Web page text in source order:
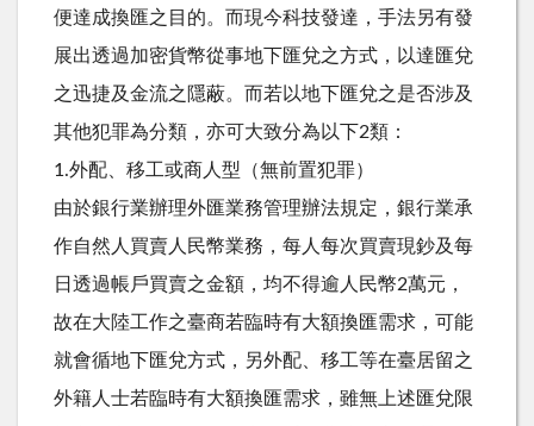
便達成換匯之目的。而現今科技發達，手法另有發
展出透過加密貨幣從事地下匯兌之方式，以達匯兌
之迅捷及金流之隱蔽。而若以地下匯兌之是否涉及
其他犯罪為分類，亦可大致分為以下2類：
1.外配、移工或商人型（無前置犯罪）
由於銀行業辦理外匯業務管理辦法規定，銀行業承
作自然人買賣人民幣業務，每人每次買賣現鈔及每
日透過帳戶買賣之金額，均不得逾人民幣2萬元，
故在大陸工作之臺商若臨時有大額換匯需求，可能
就會循地下匯兌方式，另外配、移工等在臺居留之
外籍人士若臨時有大額換匯需求，雖無上述匯兌限